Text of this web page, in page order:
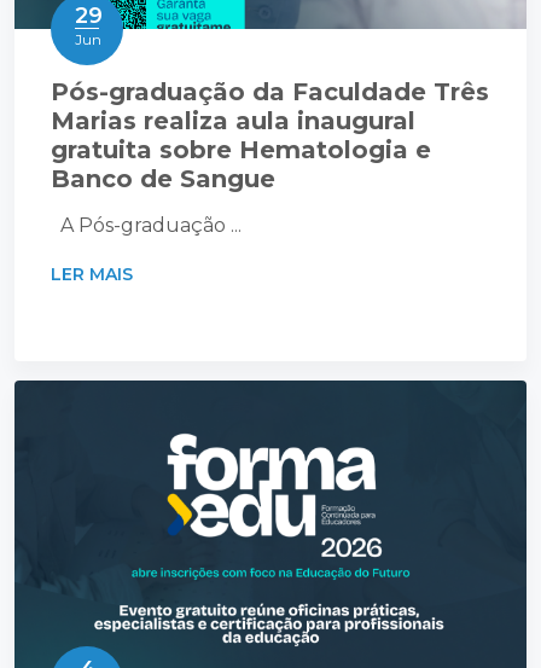
29
Jun
Pós-graduação da Faculdade Três
Marias realiza aula inaugural
gratuita sobre Hematologia e
Banco de Sangue
A Pós-graduação ...
LER MAIS